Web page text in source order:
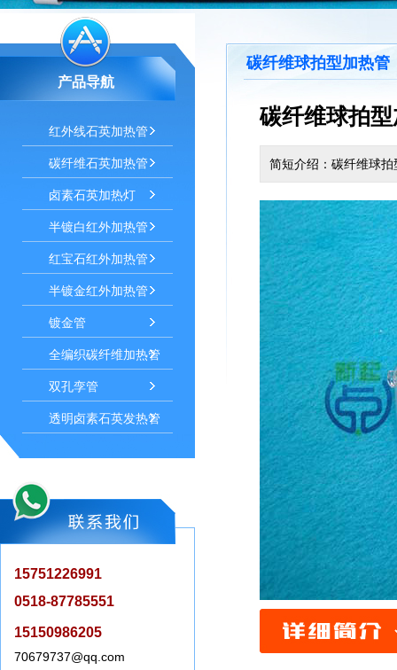
产品导航
红外线石英加热管
碳纤维石英加热管
卤素石英加热灯
半镀白红外加热管
红宝石红外加热管
半镀金红外加热管
镀金管
全编织碳纤维加热管
双孔孪管
透明卤素石英发热管
15751226991
0518-87785551
15150986205
70679737@qq.com
碳纤维球拍型加热管
碳纤维球拍
简短介绍：碳纤维球拍